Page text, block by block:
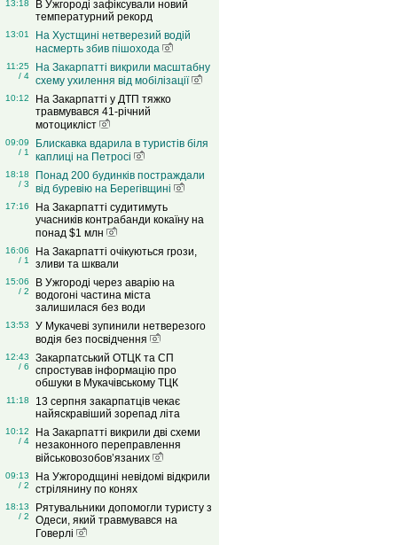
13:18
В Ужгороді зафіксували новий
температурний рекорд
13:01
На Хустщині нетверезий водій
насмерть збив пішохода
11:25
/ 4
На Закарпатті викрили масштабну
схему ухилення від мобілізації
10:12
На Закарпатті у ДТП тяжко
травмувався 41-річний
мотоцикліст
09:09
/ 1
Блискавка вдарила в туристів біля
каплиці на Петросі
18:18
/ 3
Понад 200 будинків постраждали
від буревію на Берегівщині
17:16
На Закарпатті судитимуть
учасників контрабанди кокаїну на
понад $1 млн
16:06
/ 1
На Закарпатті очікуються грози,
зливи та шквали
15:06
/ 2
В Ужгороді через аварію на
водогоні частина міста
залишилася без води
13:53
У Мукачеві зупинили нетверезого
водія без посвідчення
12:43
/ 6
Закарпатський ОТЦК та СП
спростував інформацію про
обшуки в Мукачівському ТЦК
11:18
13 серпня закарпатців чекає
найяскравіший зорепад літа
10:12
/ 4
На Закарпатті викрили дві схеми
незаконного переправлення
військовозобов’язаних
09:13
/ 2
На Ужгородщині невідомі відкрили
стрілянину по конях
18:13
/ 2
Рятувальники допомогли туристу з
Одеси, який травмувався на
Говерлі